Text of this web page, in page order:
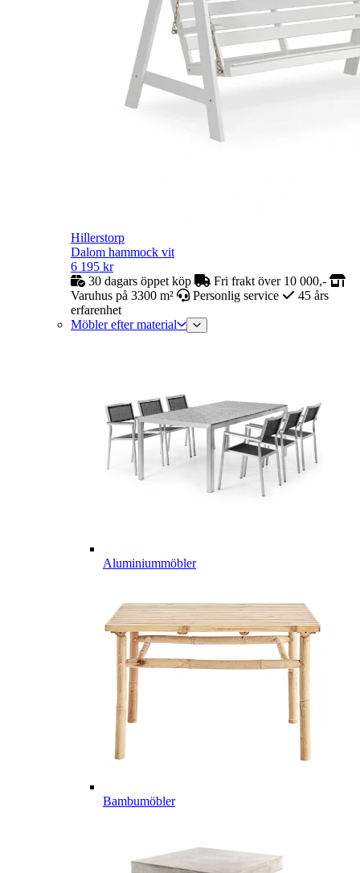
Hillerstorp
Dalom hammock vit
6 195 kr
30 dagars öppet köp
Fri frakt över 10 000,-
Varuhus på 3300 m²
Personlig service
45 års
erfarenhet
Möbler efter material
Aluminiummöbler
Bambumöbler